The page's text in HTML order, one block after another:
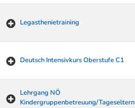
Legasthenietraining
Deutsch Intensivkurs Oberstufe C1
Lehrgang NÖ
Kindergruppenbetreuung/Tageseltern